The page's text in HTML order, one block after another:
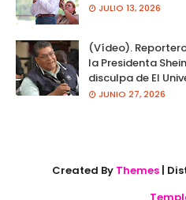
JULIO 13, 2026
(Vídeo).
la Presidenta
disculpa de El
JUNIO 27, 2026
Created By Themes|